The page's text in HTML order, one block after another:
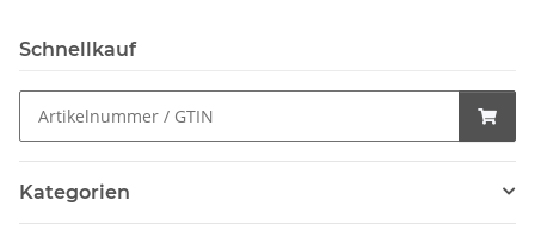
Schnellkauf
Kategorien